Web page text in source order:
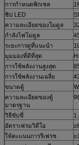
การกำหนดพิกเซล
ชิป LED
ความละเอียดของโมดูล
กำลังไฟโมดูล
ระยะการดูที่แนะนำ
มุมมองที่ดีที่สุด
การใช้พลังงานสูงสุด
การใช้พลังงานเฉลี่ย
ขนาดตู้
ความละเอียดของตู้
มาตรฐาน
วิธีขับขี่
1
อัตราเฟรมวิดีโอ
ให้คะแนนการรีเฟรช